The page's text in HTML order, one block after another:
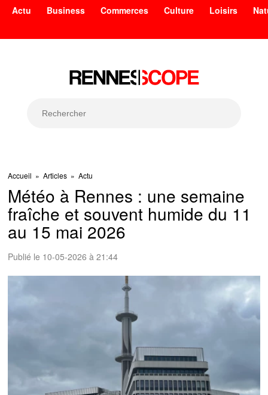
Actu Business Commerces Culture Loisirs
Accueil »Articles »Actu
Météo à Rennes : une semaine
fraîche et souvent humide du 11
au 15 mai 2026
Publié le 10-05-2026 à 21:44